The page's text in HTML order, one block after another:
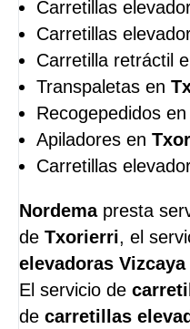
Carretillas
Carretillas
Carretilla retráctil
Transpaletas en
Recogepedidos en
Apiladores en
Carretillas
Nordemapresta
de Txorierri, el
elevadoras
El servicio de
de carretillas